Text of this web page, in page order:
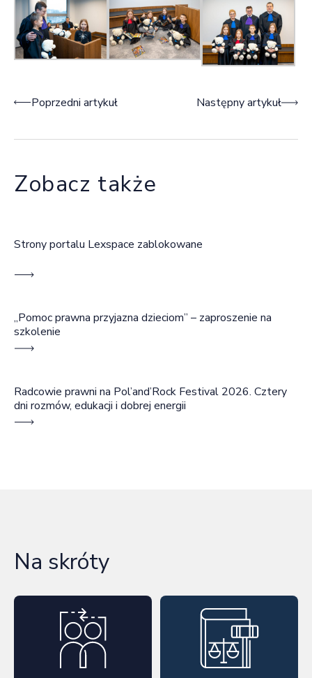
Nawigacja wpisu
Poprzedni artykuł Następny artykuł
Zobacz także
Strony portalu Lexspace zablokowane
„Pomoc prawna przyjazna dzieciom” – zaproszenie na
szkolenie
Radcowie prawni na Pol’and’Rock Festival 2026. Cztery
dni rozmów, edukacji i dobrej energii
Na skróty